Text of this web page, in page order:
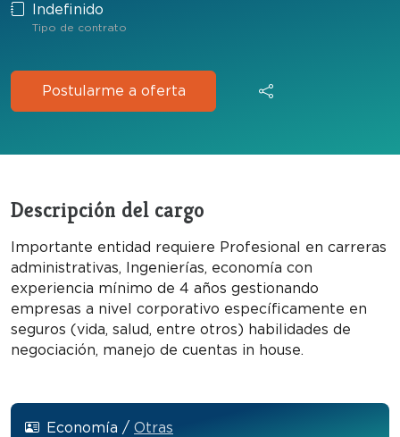
Indefinido
Tipo de contrato
Postularme a oferta
Descripción del cargo
Importante entidad requiere Profesional en carreras
administrativas, Ingenierías, economía con
experiencia mínimo de 4 años gestionando
empresas a nivel corporativo específicamente en
seguros (vida, salud, entre otros) habilidades de
negociación, manejo de cuentas in house.
Economía / Otras